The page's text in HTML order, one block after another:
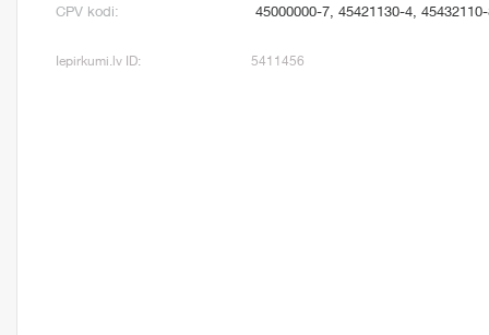
CPV kodi:
45000000-7, 45421130-4,
Iepirkumi.lv ID: 5411456